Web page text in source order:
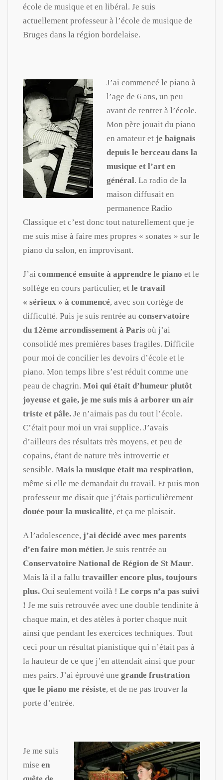
école de musique et en libéral. Je suis
actuellement professeur à l’école de musique de
Bruges dans la région bordelaise.
J’ai commencé le piano à
l’age de 6 ans, un peu
avant de rentrer à l’école.
Mon père jouait du piano
en amateur et je baignais
depuis le berceau dans la
musique et l’art en
général. La radio de la
maison diffusait en
permanence Radio
Classique et c’est donc tout naturellement que je
me suis mise à faire mes propres « sonates » sur le
piano du salon, en improvisant.
J’ai commencé ensuite à apprendre le piano et le
solfège en cours particulier, et le travail
« sérieux » à commencé, avec son cortège de
difficulté. Puis je suis rentrée au conservatoire
du 12ème arrondissement à Paris où j’ai
consolidé mes premières bases fragiles. Difficile
pour moi de concilier les devoirs d’école et le
piano. Mon temps libre s’est réduit comme une
peau de chagrin. Moi qui était d’humeur plutôt
joyeuse et gaie, je me suis mis à arborer un air
triste et pâle. Je n’aimais pas du tout l’école.
C’était pour moi un vrai supplice. J’avais
d’ailleurs des résultats très moyens, et peu de
copains, étant de nature très introvertie et
sensible. Mais la musique était ma respiration,
même si elle me demandait du travail. Et puis mon
professeur me disait que j’étais particulièrement
douée pour la musicalité, et ça me plaisait.
A l’adolescence, j’ai décidé avec mes parents
d’en faire mon métier. Je suis rentrée au
Conservatoire National de Région de St Maur.
Mais là il a fallu travailler encore plus, toujours
plus. Oui seulement voilà ! Le corps n’a pas suivi
! Je me suis retrouvée avec une double tendinite à
chaque main, et des atèles à porter chaque nuit
ainsi que pendant les exercices techniques. Tout
ceci pour un résultat pianistique qui n’était pas à
la hauteur de ce que j’en attendait ainsi que pour
mes pairs. J’ai éprouvé une grande frustration
que le piano me résiste, et de ne pas trouver la
porte d’entrée.
Je me suis
mise en